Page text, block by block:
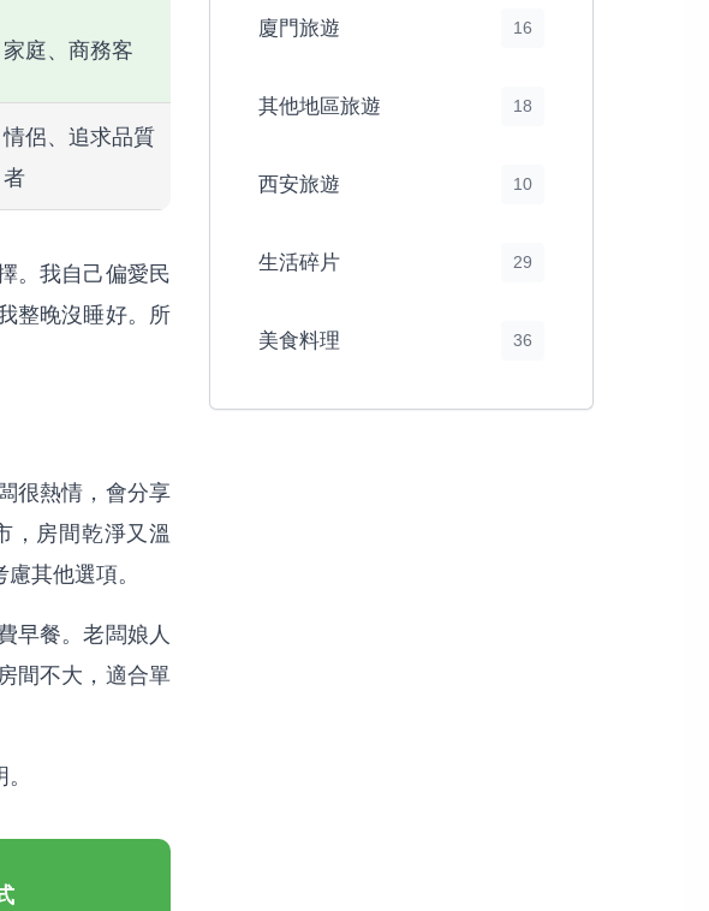
家庭、商務客
情侶、追求品質
者
。我自己偏愛民
整晚沒睡好。所
很熱情，會分享
，房間乾淨又溫
其他選項。
早餐。老闆娘人
間不大，適合單
廈門旅遊 16
其他地區旅遊 18
西安旅遊 10
生活碎片 29
美食料理 36